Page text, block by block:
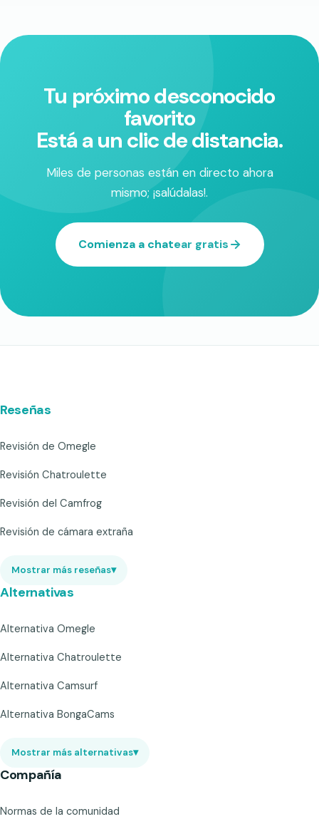
Tu próximo desconocido
favorito
Está a un clic de distancia.
Miles de personas están en directo ahora
mismo; ¡salúdalas!.
Comienza a chatear gratis
Reseñas
Revisión de Omegle
Revisión Chatroulette
Revisión del Camfrog
Revisión de cámara extraña
Mostrar más reseñas▾
Alternativas
Alternativa Omegle
Alternativa Chatroulette
Alternativa Camsurf
Alternativa BongaCams
Mostrar más alternativas▾
Compañía
Normas de la comunidad